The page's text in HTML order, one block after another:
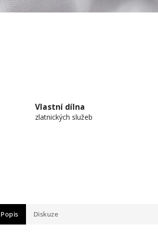
Vlastní dílna
zlatnických služeb
Popis Diskuze